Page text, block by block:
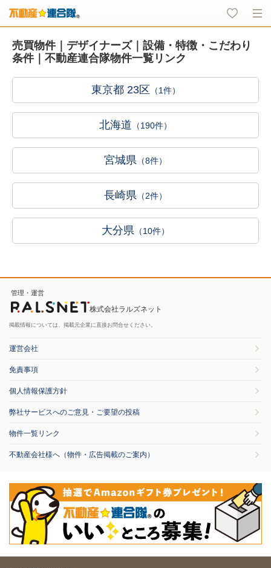
売買物件｜デザイナーズ｜設備・特徴・こだわり
条件｜不動産連合隊物件一覧リンク
東京都 23区 （1件）
北海道 （190件）
宮城県 （8件）
長崎県 （2件）
大分県 （10件）
管理・運営
株式会社ラルズネット
掲載情報については、掲載元企業に直接お問合せください。
運営会社
免責事項
個人情報保護方針
弊社サービスへのご意見・ご要望の投稿
物件一覧リンク
不動産会社様へ（物件・広告掲載のご案内）